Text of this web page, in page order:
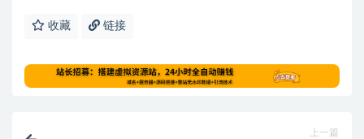
收藏 链接
上一篇